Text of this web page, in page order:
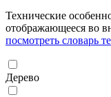
Технические
отображающееся во
посмотреть словарь
Дерево